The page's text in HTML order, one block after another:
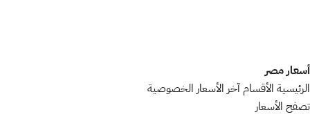
أسعار مصر
الرئيسية الأقسام آخر الأسعار الخصوصية
تصفح الأسعار